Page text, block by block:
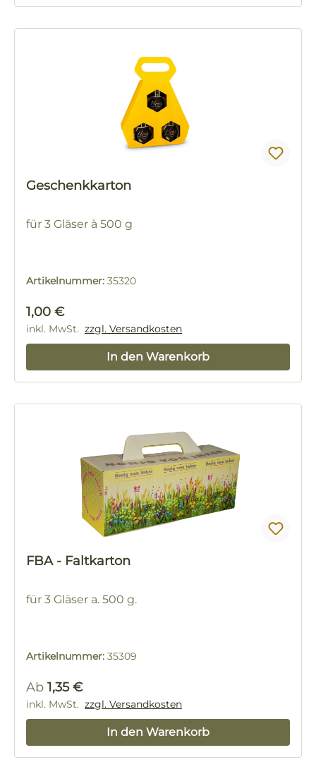
Geschenkkarton
für 3 Gläser à 500 g
Artikelnummer: 35320
Regulärer Preis:
1,00 €
inkl. MwSt. zzgl. Versandkosten
In den Warenkorb
FBA - Faltkarton
für 3 Gläser a. 500 g.
Artikelnummer: 35309
Regulärer Preis:
Ab 1,35 €
inkl. MwSt. zzgl. Versandkosten
In den Warenkorb